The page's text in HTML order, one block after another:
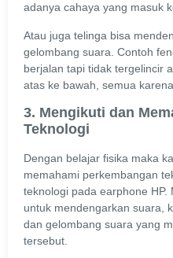
adanya cahaya yang masuk
Atau juga telinga bisa
gelombang suara. Contoh
berjalan tapi tidak tergelincir
atas ke bawah, semua
3. Mengikuti dan
Teknologi
Dengan belajar fisika maka
memahami perkembangan
teknologi pada earphone
untuk mendengarkan suara,
dan gelombang suara yang
tersebut.